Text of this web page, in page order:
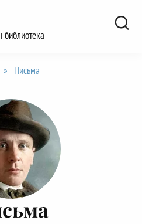
библиотека
» Письма